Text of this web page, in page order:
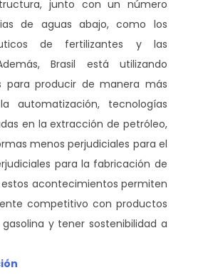
junto con un número
de aguas abajo, como los
de fertilizantes y las
Brasil está utilizando
para producir de manera más
automatización, tecnologías
en la extracción de petróleo,
menos perjudiciales para el
para la fabricación de
acontecimientos permiten
competitivo con productos
y tener sostenibilidad a